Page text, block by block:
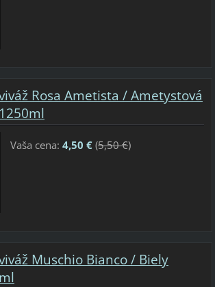
Rosa Ametista / Ametystová
Vaša cena: 4,50 €(5,50 €)
Muschio Bianco / Biely